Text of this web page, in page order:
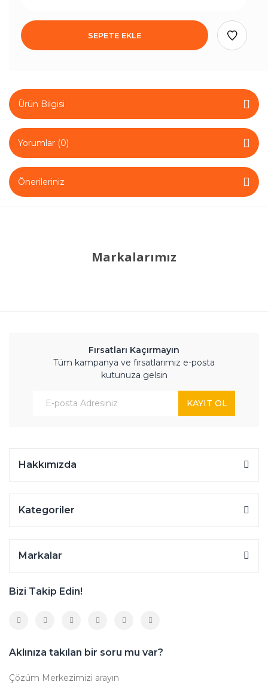
SEPETE EKLE
Ürün Bilgisi
Yorumlar (0)
Önerileriniz
Markalarımız
Fırsatları Kaçırmayın
Tüm kampanya ve fırsatlarımız e-posta
kutunuza gelsin
KAYIT OL
Hakkımızda
Kategoriler
Markalar
Bizi Takip Edin!
Aklınıza takılan bir soru mu var?
Çözüm Merkezimizi arayın